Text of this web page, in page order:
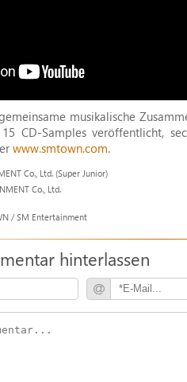
musikalische
CD-Samples veröffentlicht,
www.smtown.com.
Co., Ltd. (Super Junior)
Co., Ltd.
/ SM Entertainment
hinterlassen